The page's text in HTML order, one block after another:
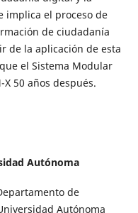
implica el proceso de
de ciudadanía
de la aplicación de esta
el Sistema Modular
50 años después.
Autónoma
de
Autónoma